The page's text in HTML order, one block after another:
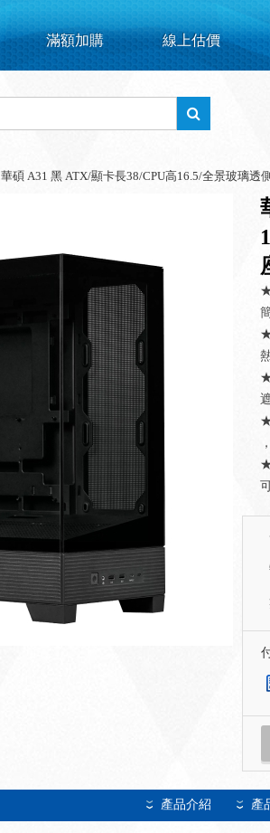
滿額加購 線上估價
華碩 A31 黑 ATX/顯卡長38/CPU高16.5/全景玻璃透
★
★
產品介紹 產